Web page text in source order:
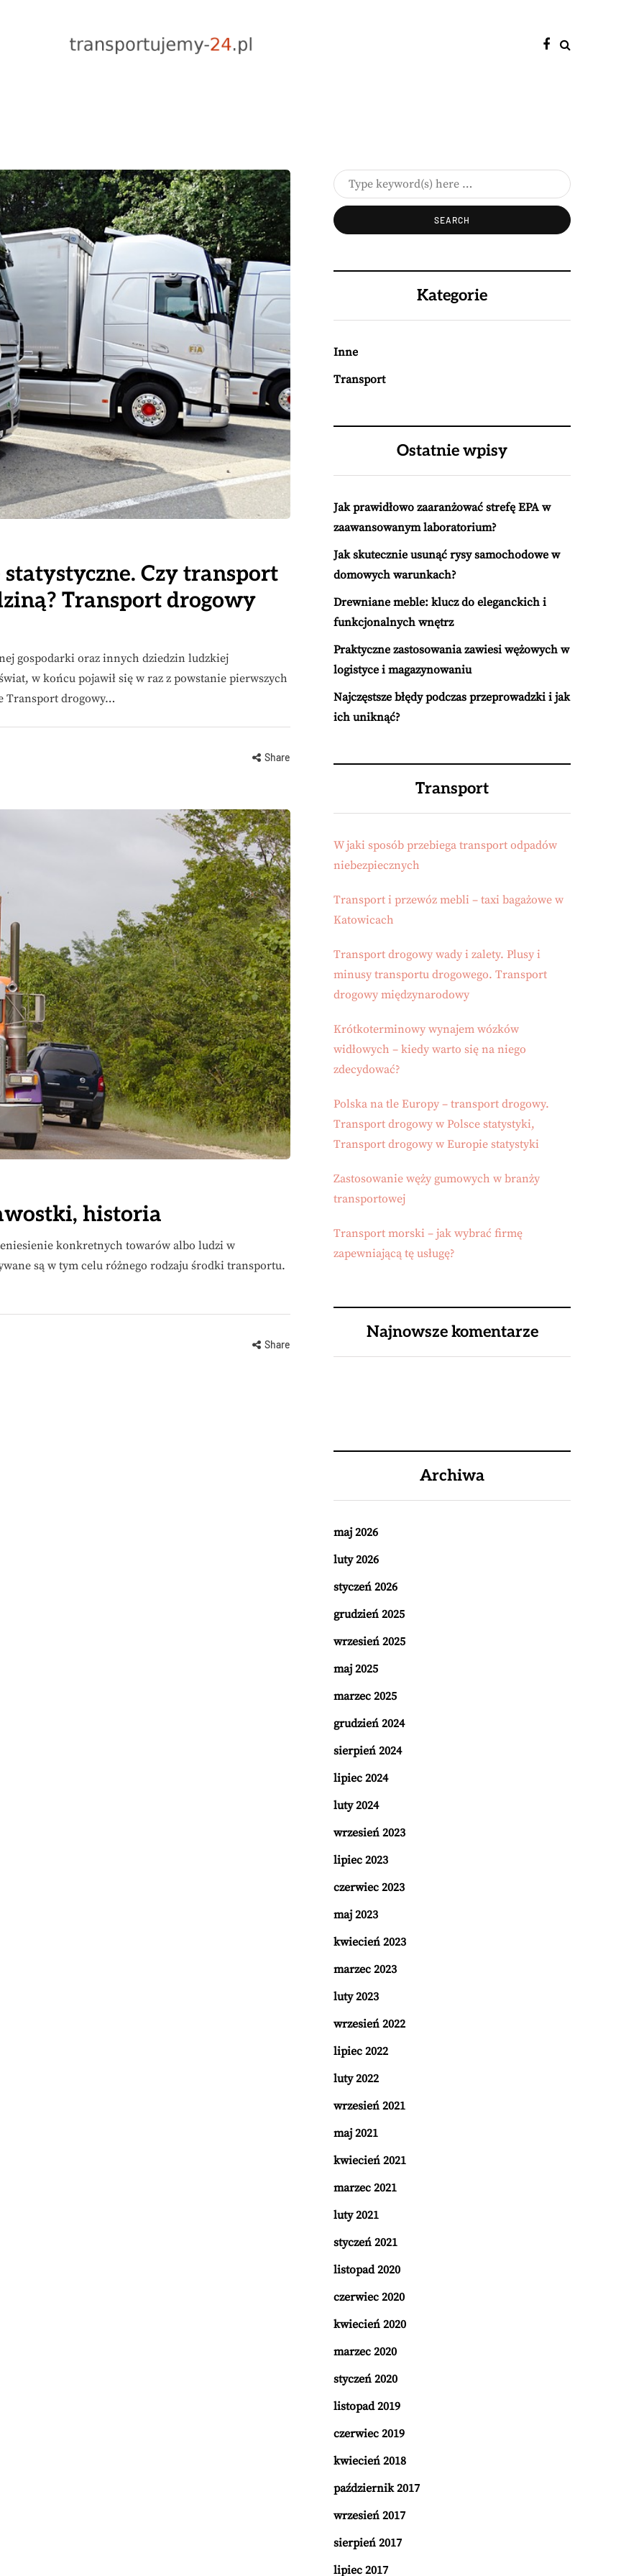
Czy transport
Transport drogowy
gospodarki oraz innych dziedzin ludzkiej
w końcu pojawił się w raz z powstanie pierwszych
Transport drogowy…
Share
historia
konkretnych towarów albo ludzi w
są w tym celu różnego rodzaju środki transportu.
Share
Kategorie
Inne
Transport
Ostatnie wpisy
Jak prawidłowo zaaranżować strefę EPA w
zaawansowanym laboratorium?
Jak skutecznie usunąć rysy samochodowe w
domowych warunkach?
Drewniane meble: klucz do eleganckich i
funkcjonalnych wnętrz
Praktyczne zastosowania zawiesi wężowych w
logistyce i magazynowaniu
Najczęstsze błędy podczas przeprowadzki i jak
ich uniknąć?
Transport
W jaki sposób przebiega transport odpadów
niebezpiecznych
Transport i przewóz mebli – taxi bagażowe w
Katowicach
Transport drogowy wady i zalety. Plusy i
minusy transportu drogowego. Transport
drogowy międzynarodowy
Krótkoterminowy wynajem wózków
widłowych – kiedy warto się na niego
zdecydować?
Polska na tle Europy – transport drogowy.
Transport drogowy w Polsce statystyki,
Transport drogowy w Europie statystyki
Zastosowanie węży gumowych w branży
transportowej
Transport morski – jak wybrać firmę
zapewniającą tę usługę?
Najnowsze komentarze
Archiwa
maj 2026
luty 2026
styczeń 2026
grudzień 2025
wrzesień 2025
maj 2025
marzec 2025
grudzień 2024
sierpień 2024
lipiec 2024
luty 2024
wrzesień 2023
lipiec 2023
czerwiec 2023
maj 2023
kwiecień 2023
marzec 2023
luty 2023
wrzesień 2022
lipiec 2022
luty 2022
wrzesień 2021
maj 2021
kwiecień 2021
marzec 2021
luty 2021
styczeń 2021
listopad 2020
czerwiec 2020
kwiecień 2020
marzec 2020
styczeń 2020
listopad 2019
czerwiec 2019
kwiecień 2018
październik 2017
wrzesień 2017
sierpień 2017
lipiec 2017